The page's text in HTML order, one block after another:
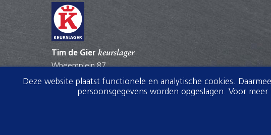
Tim de Gier keurslager
Wheemplein 87
3861BB Nijkerk
0332451376
Deze website plaatst functionele en analytische cookies.
persoonsgegevens worden opgeslagen. Voor